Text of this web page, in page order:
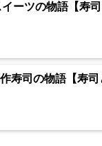
ーツの物語【寿司
寿司の物語【寿司